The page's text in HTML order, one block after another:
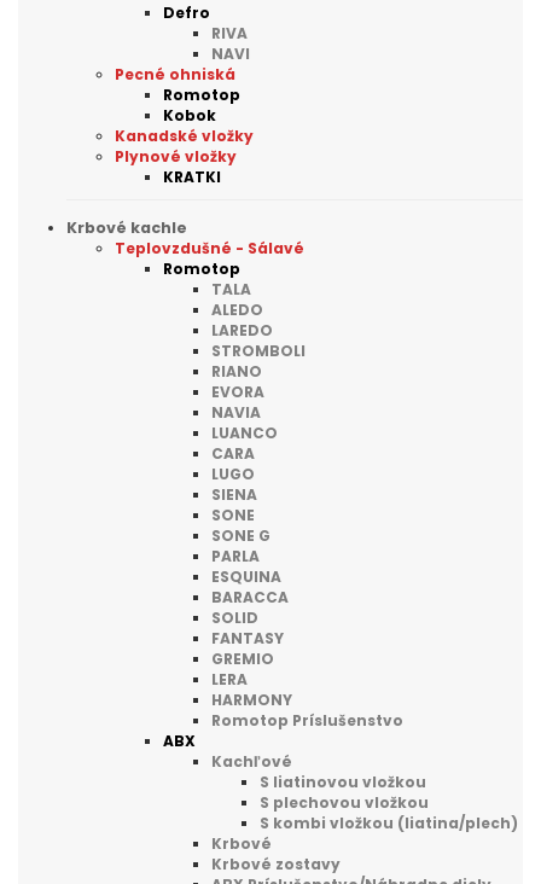
Defro
RIVA
NAVI
Pecné ohniská
Romotop
Kobok
Kanadské vložky
Plynové vložky
KRATKI
Krbové kachle
Teplovzdušné - Sálavé
Romotop
TALA
ALEDO
LAREDO
STROMBOLI
RIANO
EVORA
NAVIA
LUANCO
CARA
LUGO
SIENA
SONE
SONE G
PARLA
ESQUINA
BARACCA
SOLID
FANTASY
GREMIO
LERA
HARMONY
Romotop Príslušenstvo
ABX
Kachľové
S liatinovou vložkou
S plechovou vložkou
S kombi vložkou (liatina/plech)
Krbové
Krbové zostavy